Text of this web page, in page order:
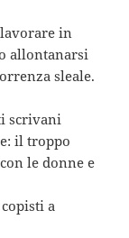
in
allontanarsi
sleale.
scrivani
il troppo
le donne e
a